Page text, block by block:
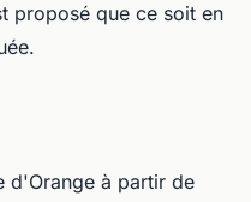
proposé que ce soit en
d'Orange à partir de